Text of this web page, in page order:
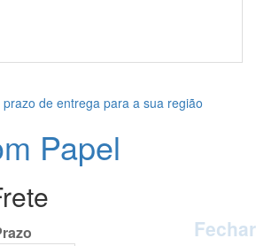
de entrega para a sua região
Papel
Fechar